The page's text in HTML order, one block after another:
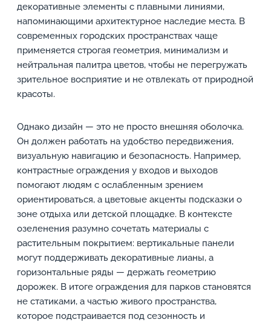
декоративные элементы с плавными линиями,
напоминающими архитектурное наследие места. В
современных городских пространствах чаще
применяется строгая геометрия, минимализм и
нейтральная палитра цветов, чтобы не перегружать
зрительное восприятие и не отвлекать от природной
красоты.
Однако дизайн — это не просто внешняя оболочка.
Он должен работать на удобство передвижения,
визуальную навигацию и безопасность. Например,
контрастные ограждения у входов и выходов
помогают людям с ослабленным зрением
ориентироваться, а цветовые акценты подсказки о
зоне отдыха или детской площадке. В контексте
озеленения разумно сочетать материалы с
растительным покрытием: вертикальные панели
могут поддерживать декоративные лианы, а
горизонтальные ряды — держать геометрию
дорожек. В итоге ограждения для парков становятся
не статиками, а частью живого пространства,
которое подстраивается под сезонность и